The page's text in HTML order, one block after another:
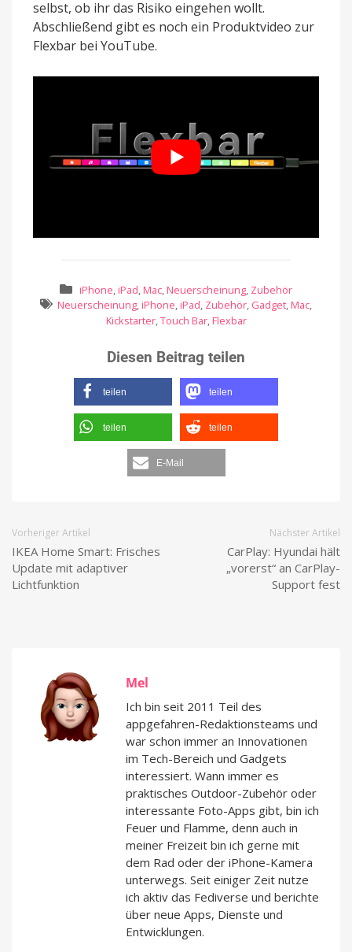
selbst, ob ihr das Risiko eingehen wollt.
Abschließend gibt es noch ein Produktvideo zur
Flexbar bei YouTube.
iPhone, iPad, Mac, Neuerscheinung, Zubehör
Neuerscheinung, iPhone, iPad, Zubehör, Gadget, Mac,
Kickstarter,Touch Bar, Flexbar
Diesen Beitrag teilen
teilen teilen
teilen teilen
E-Mail
Vorheriger Artikel
IKEA Home Smart: Frisches
Update mit adaptiver
Lichtfunktion
Nächster Artikel
CarPlay: Hyundai hält
„vorerst“ an CarPlay-
Support fest
Mel
Ich bin seit 2011 Teil des
appgefahren-Redaktionsteams und
war schon immer an Innovationen
im Tech-Bereich und Gadgets
interessiert. Wann immer es
praktisches Outdoor-Zubehör oder
interessante Foto-Apps gibt, bin ich
Feuer und Flamme, denn auch in
meiner Freizeit bin ich gerne mit
dem Rad oder der iPhone-Kamera
unterwegs. Seit einiger Zeit nutze
ich aktiv das Fediverse und berichte
über neue Apps, Dienste und
Entwicklungen.